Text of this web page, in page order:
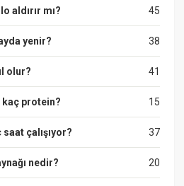
45
aldırır mı?
38
yenir?
41
olur?
15
kaç protein?
37
çalışıyor?
20
nedir?